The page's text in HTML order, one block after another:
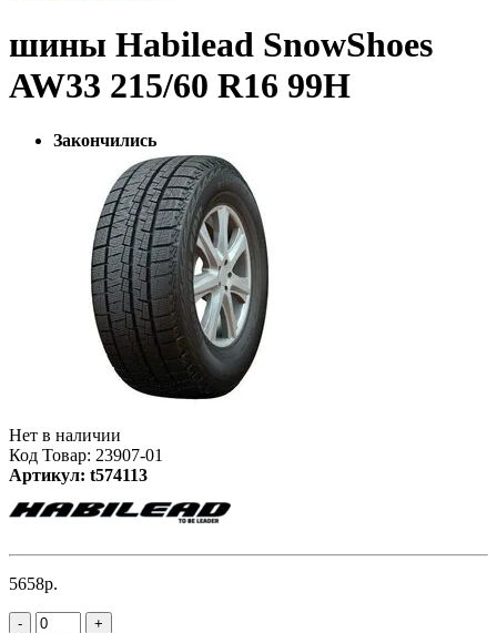
шины Habilead SnowShoes
AW33 215/60 R16 99H
Закончились
Нет в наличии
Код Товар: 23907-01
Артикул: t574113
5658р.
- +